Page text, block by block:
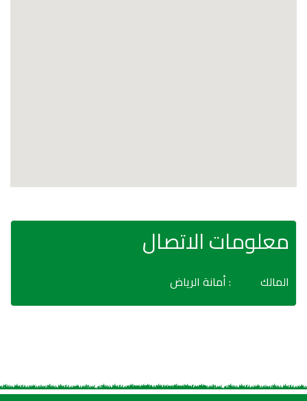
معلومات الاتصال
المالك : أمانة الرياض